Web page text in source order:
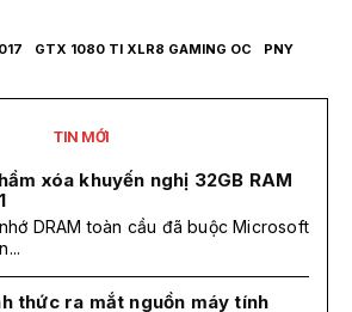
GTX 1080 TI XLR8 GAMING OC PNY
TIN MỚI
xóa khuyến nghị 32GB RAM
DRAM toàn cầu đã buộc Microsoft
thức ra mắt nguồn máy tính